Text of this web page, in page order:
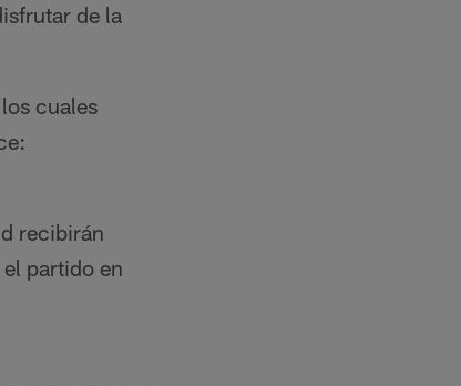
de la
cuales
recibirán
partido en